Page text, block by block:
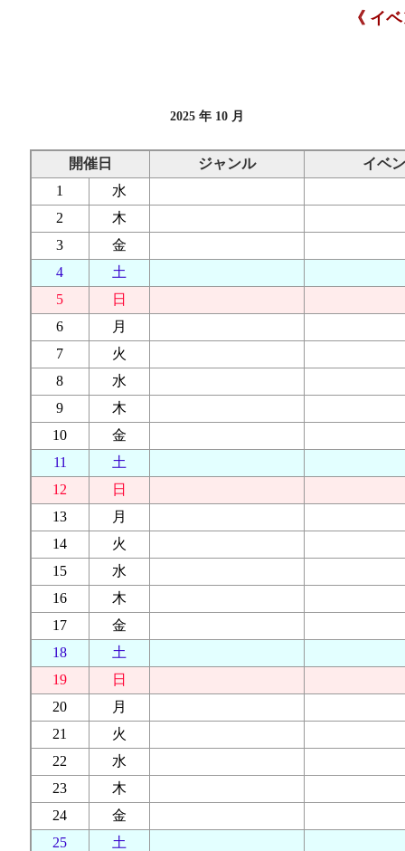
《 イ
2025 年 10 月
開催日 ジャンル
イベ
1
水
2
木
3
金
4
土
5
日
6
月
7
火
8
水
9
木
10
金
11
土
12
日
13
月
14
火
15
水
16
木
17
金
18
土
19
日
20
月
21
火
22
水
23
木
24
金
25
土